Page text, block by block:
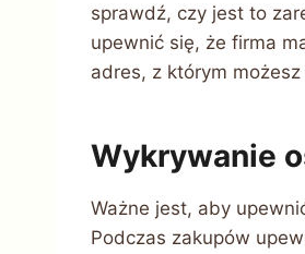
sprawdź, czy jest to
upewnić się, że firma
adres, z którym
Wykrywanie
Ważne jest, aby
Podczas zakupów